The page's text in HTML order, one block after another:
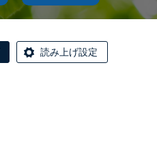
読み上げ設定